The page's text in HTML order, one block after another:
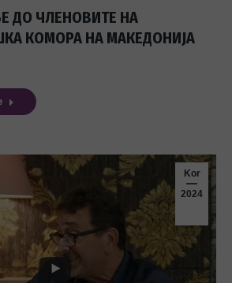
ДО ЧЛЕНОВИТЕ НА
КОМОРА НА МАКЕДОНИЈА
Kor
2024